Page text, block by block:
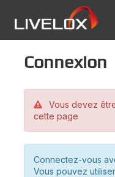
Connexion
Vous devez
cette page
Connectez-vous
Vous pouvez